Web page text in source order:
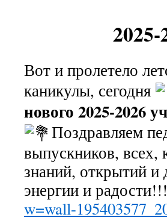
Вот и пролетело
каникулы, сегодня
нового 2025-2026
Поздравляем
выпускников, всех,
знаний, открытий
энергии и
w=wall-